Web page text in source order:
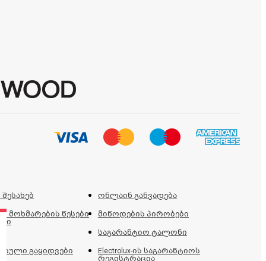
ონლაინ განვადება
მოხმარების წესები მიწოდების პირობები
საგარანტიო ტალონი
გაყიდვები Electrolux-ის საგარანტიოს